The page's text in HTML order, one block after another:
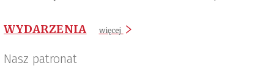
WYDARZENIA więcej
Nasz patronat